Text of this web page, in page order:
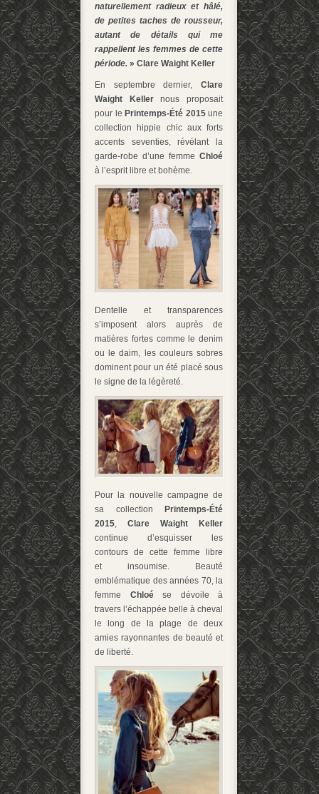
naturellement radieux et hâlé,
de petites taches de rousseur,
autant de détails qui me
rappellent les femmes de cette
période. » Clare Waight Keller
En septembre dernier, Clare
Waight Kellernous proposait
pour le Printemps-Été 2015 une
collection hippie chic aux forts
accents seventies, révélant la
garde-robe d’une femme Chloé
à l’esprit libre et bohème.
Dentelle et transparences
s’imposent alors auprès de
matières fortes comme le denim
ou le daim, les couleurs sobres
dominent pour un été placé sous
le signe de la légèreté.
Pour la nouvelle campagne de
sa collection
Printemps-Été
2015, Clare Waight Keller
continue d’esquisser les
contours de cette femme libre
et
insoumise. Beauté
emblématique des années 70,la
femme Chloése dévoile à
travers l’échappée belle à cheval
le long de la plage de deux
amies rayonnantes de beauté et
de liberté.